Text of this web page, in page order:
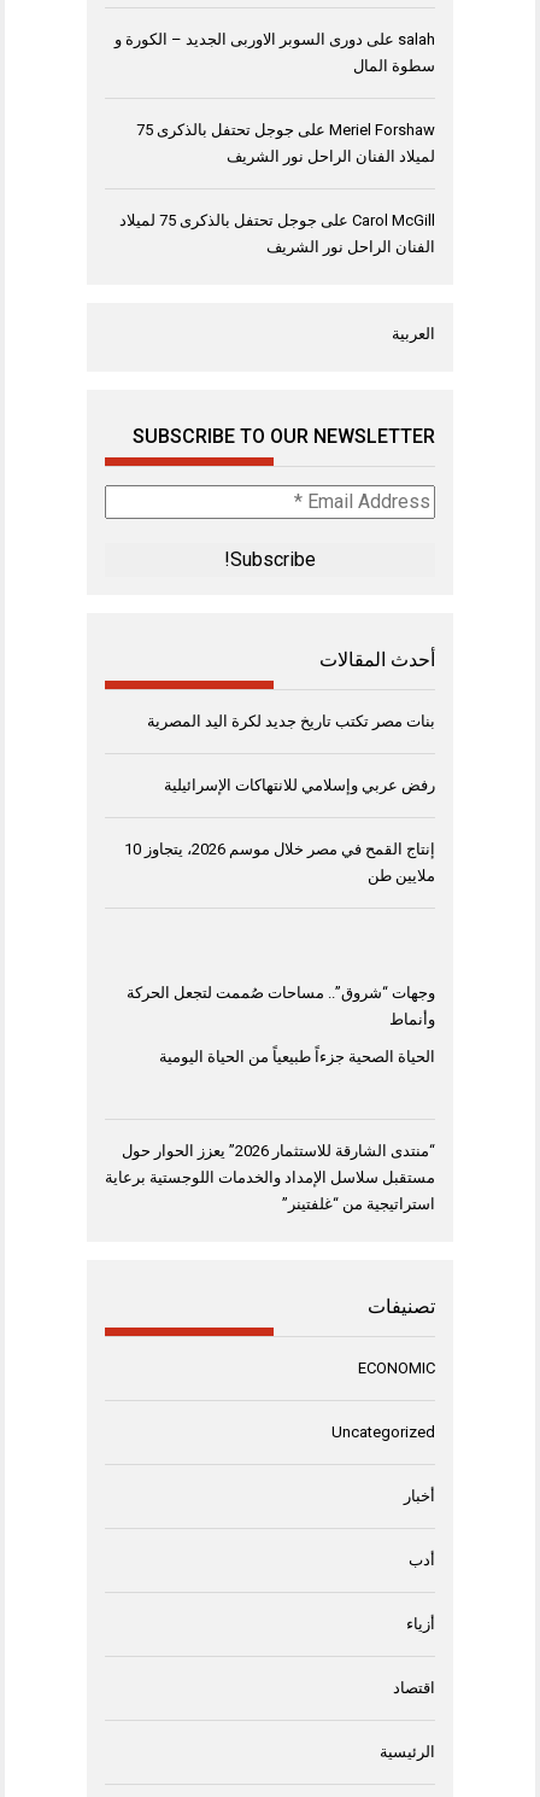
salah على دورى السوبر الاوربى الجديد – الكورة و
سطوة المال
Meriel Forshaw على
جوجل تحتفل بالذكرى 75
لميلاد الفنان الراحل نور الشريف
Carol McGill على
جوجل تحتفل بالذكرى 75 لميلاد
الفنان الراحل نور الشريف
العربية
SUBSCRIBE TO OUR NEWSLETTER
Email
Address
أحدث المقالات
بنات مصر تكتب تاريخ جديد لكرة اليد المصرية
رفض عربي وإسلامي للانتهاكات الإسرائيلية
إنتاج القمح في مصر خلال موسم 2026، يتجاوز 10
ملايين طن
وجهات “شروق”.. مساحات صُممت لتجعل الحركة
وأنماط
الحياة الصحية جزءاً طبيعياً من الحياة اليومية
“منتدى الشارقة للاستثمار 2026” يعزز الحوار حول
مستقبل سلاسل الإمداد والخدمات اللوجستية برعاية
استراتيجية من “غلفتينر”
تصنيفات
ECONOMIC
Uncategorized
أخبار
أدب
أزياء
اقتصاد
الرئيسية